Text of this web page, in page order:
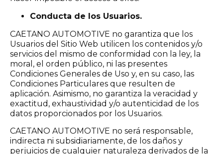
Conducta de los Usuarios.
CAETANO AUTOMOTIVE no garantiza que los
Usuarios del Sitio Web utilicen los contenidos y/o
servicios del mismo de conformidad con la ley, la
moral, el orden público, ni las presentes
Condiciones Generales de Uso y, en su caso, las
Condiciones Particulares que resulten de
aplicación. Asimismo, no garantiza la veracidad y
exactitud, exhaustividad y/o autenticidad de los
datos proporcionados por los Usuarios.
CAETANO AUTOMOTIVE no será responsable,
indirecta ni subsidiariamente, de los daños y
perjuicios de cualquier naturaleza derivados de la